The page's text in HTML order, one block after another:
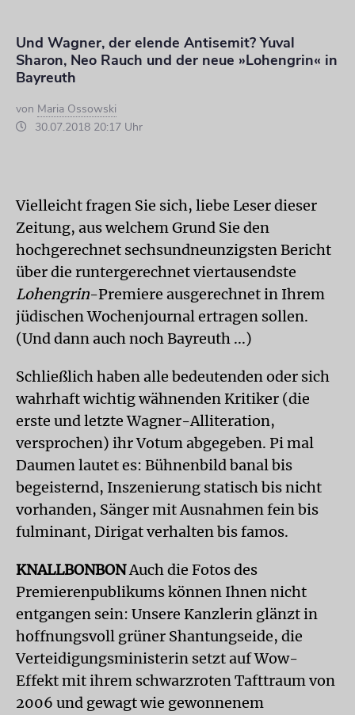
Und Wagner, der elende Antisemit? Yuval
Sharon, Neo Rauch und der neue »Lohengrin« in
Bayreuth
von Maria Ossowski
30.07.2018 20:17 Uhr
Vielleicht fragen Sie sich, liebe Leser dieser
Zeitung, aus welchem Grund Sie den
hochgerechnet sechsundneunzigsten Bericht
über die runtergerechnet viertausendste
Lohengrin-Premiere ausgerechnet in Ihrem
jüdischen Wochenjournal ertragen sollen.
(Und dann auch noch Bayreuth ...)
Schließlich haben alle bedeutenden oder sich
wahrhaft wichtig wähnenden Kritiker (die
erste und letzte Wagner-Alliteration,
versprochen) ihr Votum abgegeben. Pi mal
Daumen lautet es: Bühnenbild banal bis
begeisternd, Inszenierung statisch bis nicht
vorhanden, Sänger mit Ausnahmen fein bis
fulminant, Dirigat verhalten bis famos.
KNALLBONBONAuch die Fotos des
Premierenpublikums können Ihnen nicht
entgangen sein: Unsere Kanzlerin glänzt in
hoffnungsvoll grüner Shantungseide, die
Verteidigungsministerin setzt auf Wow-
Effekt mit ihrem schwarzroten Tafttraum von
2006 und gewagt wie gewonnenem